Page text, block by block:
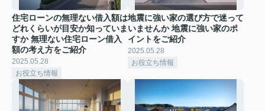
住宅ローンの無理ない借入額は
どれくらいが目安か知っていま
すか 無理ない住宅ローン借入
額の考え方をご紹介
2025.05.28
お役立ち情報
地震に強い家の選び方で迷って
いませんか 地震に強い家のポ
イントをご紹介
2025.05.28
お役立ち情報